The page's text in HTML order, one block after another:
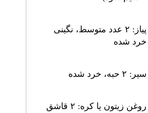
پیاز: ۲ عدد متوسط، نگینی
خرد شده
سیر: ۲ حبه، خرد شده
روغن زیتون یا کره: ۲ قاشق